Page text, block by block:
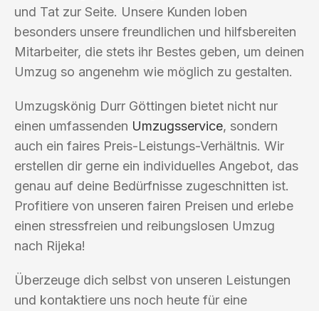
und Tat zur Seite. Unsere Kunden loben
besonders unsere freundlichen und hilfsbereiten
Mitarbeiter, die stets ihr Bestes geben, um deinen
Umzug so angenehm wie möglich zu gestalten.
Umzugskönig Durr Göttingen bietet nicht nur
einen umfassenden Umzugsservice, sondern
auch ein faires Preis-Leistungs-Verhältnis. Wir
erstellen dir gerne ein individuelles Angebot, das
genau auf deine Bedürfnisse zugeschnitten ist.
Profitiere von unseren fairen Preisen und erlebe
einen stressfreien und reibungslosen Umzug
nach Rijeka!
Überzeuge dich selbst von unseren Leistungen
und kontaktiere uns noch heute für eine